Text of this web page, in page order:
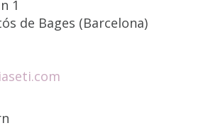
1
de Bages (Barcelona)